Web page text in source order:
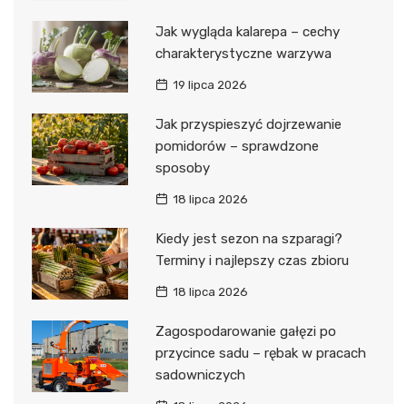
Jak wygląda kalarepa – cechy
charakterystyczne warzywa
19 lipca 2026
Jak przyspieszyć dojrzewanie
pomidorów – sprawdzone
sposoby
18 lipca 2026
Kiedy jest sezon na szparagi?
Terminy i najlepszy czas zbioru
18 lipca 2026
Zagospodarowanie gałęzi po
przycince sadu – rębak w pracach
sadowniczych